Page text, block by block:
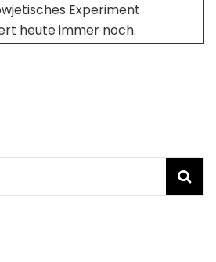
Experiment
heute immer noch.